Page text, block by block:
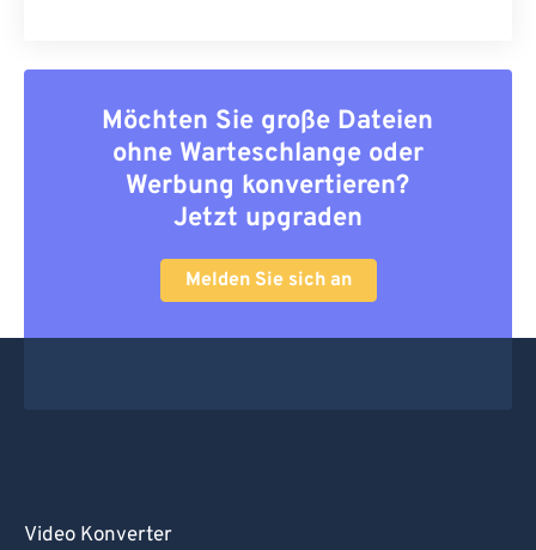
Möchten Sie große Dateien
ohne Warteschlange oder
Werbung konvertieren?
Jetzt upgraden
Melden Sie sich an
Video Konverter